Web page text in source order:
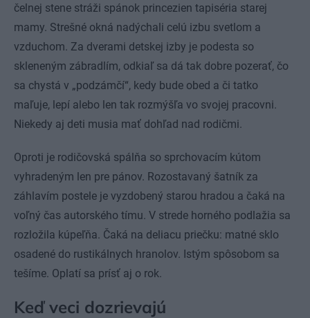
čelnej stene stráži spánok princezien tapiséria starej
mamy. Strešné okná nadýchali celú izbu svetlom a
vzduchom. Za dverami detskej izby je podesta so
skleneným zábradlím, odkiaľ sa dá tak dobre pozerať, čo
sa chystá v „podzámčí“, kedy bude obed a či tatko
maľuje, lepí alebo len tak rozmýšľa vo svojej pracovni.
Niekedy aj deti musia mať dohľad nad rodičmi.
Oproti je rodičovská spálňa so sprchovacím kútom
vyhradeným len pre pánov. Rozostavaný šatník za
záhlavím postele je vyzdobený starou hradou a čaká na
voľný čas autorského tímu. V strede horného podlažia sa
rozložila kúpeľňa. Čaká na deliacu priečku: matné sklo
osadené do rustikálnych hranolov. Istým spôsobom sa
tešíme. Oplatí sa prísť aj o rok.
Keď veci dozrievajú